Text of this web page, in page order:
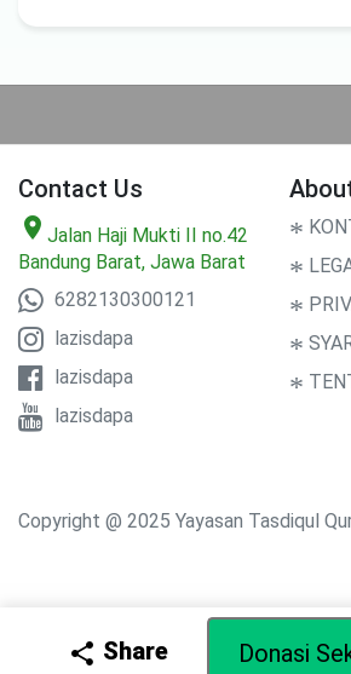
share Share Donasi
Contact Us
location_on Jalan Haji Mukti II no.42
Bandung Barat, Jawa Barat
6282130300121
lazisdapa
lazisdapa
lazisdapa
*
*
*
*
*
Copyright @ 2025 Yayasan Tasdiqul